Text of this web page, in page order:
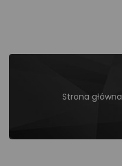
Strona główna